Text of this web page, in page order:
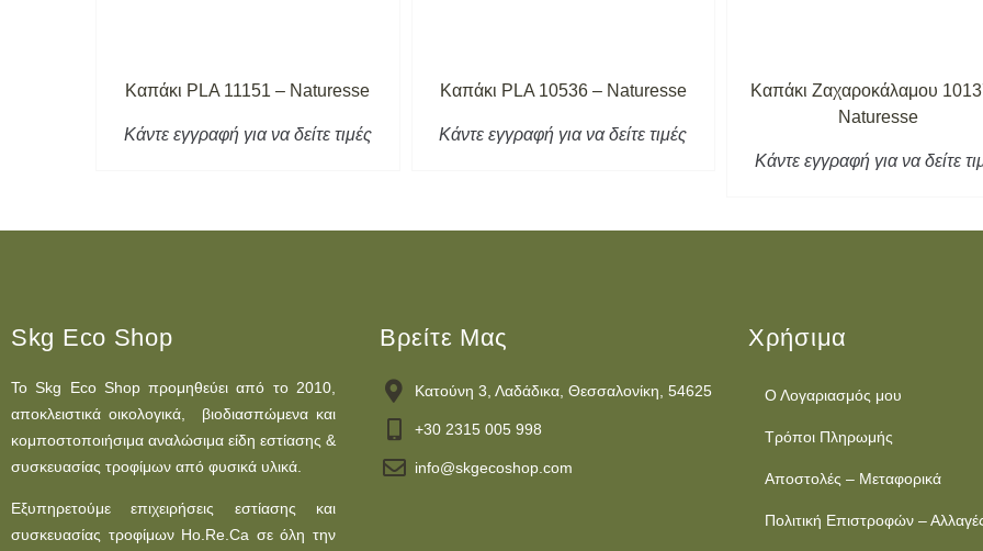
Καπάκι PLA 11151 – Naturesse
Κάντε εγγραφή για να δείτε τιμές
Καπάκι PLA 10536 – Naturesse
Κάντε εγγραφή για να δείτε τιμές
Καπάκι Ζαχαροκάλαμου
Naturesse
Κάντε εγγραφή για να δείτε
Skg Eco Shop
Το Skg Eco Shop προμηθεύει από το 2010,
αποκλειστικά οικολογικά, βιοδιασπώμενα και
κομποστοποιήσιμα αναλώσιμα είδη εστίασης &
συσκευασίας τροφίμων από φυσικά υλικά.
Εξυπηρετούμε επιχειρήσεις εστίασης και
συσκευασίας τροφίμων Ho.Re.Ca σε όλη την
Βρείτε Μας
Κατούνη 3, Λαδάδικα, Θεσσαλονίκη, 54625
+30 2315 005 998
info@skgecoshop.com
Χρήσιμα
Ο Λογαριασμός μου
Τρόποι Πληρωμής
Αποστολές – Μεταφορικά
Πολιτική Επιστροφών –